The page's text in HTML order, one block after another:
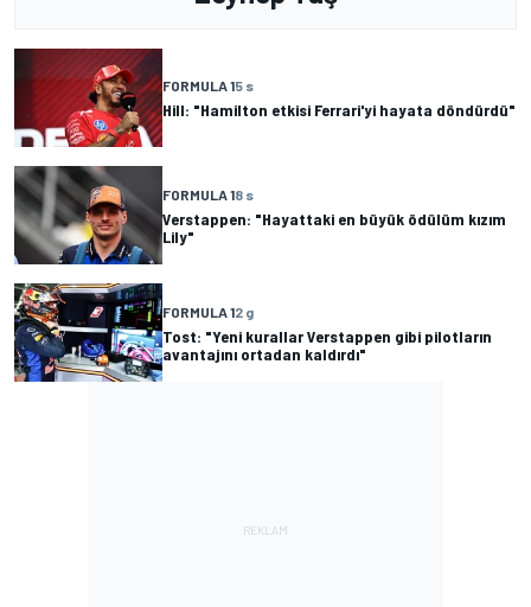
FORMULA 15 s
Hill: "Hamilton etkisi Ferrari'yi hayata döndürdü"
FORMULA 18 s
Verstappen: "Hayattaki en büyük ödülüm kızım
Lily"
FORMULA 12 g
Tost: "Yeni kurallar Verstappen gibi pilotların
avantajını ortadan kaldırdı"